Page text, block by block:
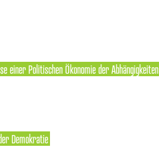
einer Politischen Ökonomie der Abhängigkeiten
Demokratie